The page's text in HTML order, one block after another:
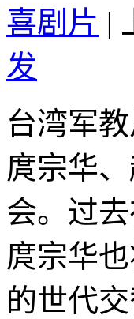
喜剧片 |
发
台湾军
庹宗华
会。过
庹宗华
的世代